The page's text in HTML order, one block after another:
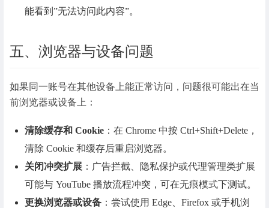
能看到”无法访问此内容”。
五、浏览器与设备问题
如果同一账号在其他设备上能正常访问，问题很可能出在当
前浏览器或设备上：
清除缓存和 Cookie ：在 Chrome 中按 Ctrl+Shift+Delete，
清除 Cookie 和缓存后重启浏览器。
关闭冲突扩展 ：广告拦截、隐私保护或代理管理类扩展
可能与 YouTube 播放流程冲突，可在无痕模式下测试。
更换浏览器或设备 ：尝试使用 Edge、Firefox 或手机浏